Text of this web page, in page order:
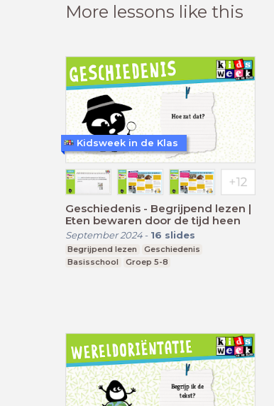
More lessons like this
Geschiedenis - Begrijpend lezen |
Eten bewaren door de tijd heen
September 2024- 16 slides
Begrijpend lezen
Geschiedenis
Basisschool
Groep 5-8
Kidsweek in de Klas